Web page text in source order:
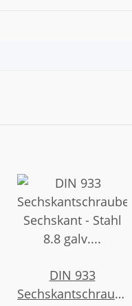
DIN 933
Sechskantschrauben,